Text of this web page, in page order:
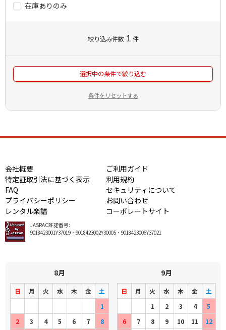
在庫ありのみ
絞り込み件数 1 件
選択中の条件で絞り込む
条件をリセットする
会社概要
ご利用ガイド
特定証取引法に基づく表示
利用規約
FAQ
セキュリティについて
プライバシーポリシー
お問い合わせ
レンタル楽譜
コーポレートサイト
JASRAC許諾番号:
9018423001Y37019・9018423002Y30005・9018423006Y37021
8月
日 月 火 水 木 金
土
1
2
3 4 5 6 7 8
9月
日 月 火 水 木 金
土
1
2 3 4
5
6
7 8 9 10 11 12